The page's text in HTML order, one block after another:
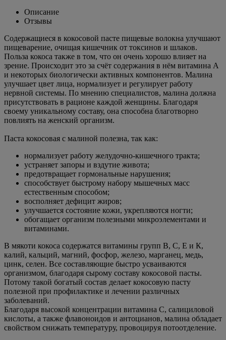
Описание
Отзывы
Содержащиеся в кокосовой пасте пищевые волокна улучшают
пищеварение, очищая кишечник от токсинов и шлаков.
Польза кокоса также в том, что он очень хорошо влияет на
зрение. Происходит это за счёт содержания в нём витамина А
и некоторых биологически активных компонентов. Малина
улучшает цвет лица, нормализует и регулирует работу
нервной системы. По мнению специалистов, малина должна
присутствовать в рационе каждой женщины. Благодаря
своему уникальному составу, она способна благотворно
повлиять на женский организм.
Паста кокосовая с малиной полезна, так как:
нормализует работу желудочно-кишечного тракта;
устраняет запоры и вздутие живота;
предотвращает гормональные нарушения;
способствует быстрому набору мышечных масс
естественным способом;
восполняет дефицит жиров;
улучшается состояние кожи, укрепляются ногти;
обогащает организм полезными микроэлементами и
витаминами.
В мякоти кокоса содержатся витамины групп В, С, Е и К,
калий, кальций, магний, фосфор, железо, марганец, медь,
цинк, селен. Все составляющие быстро усваиваются
организмом, благодаря сырому составу кокосовой пасты.
Потому такой богатый состав делает кокосовую пасту
полезной при профилактике и лечении различных
заболеваний.
Благодаря высокой концентрации витамина С, салициловой
кислоты, а также флавоноидов и антоцианов, малина обладает
свойством снижать температуру, провоцируя потоотделение.